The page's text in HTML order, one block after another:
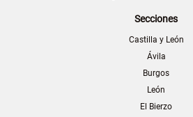
Secciones
Castilla y León
Ávila
Burgos
León
El Bierzo